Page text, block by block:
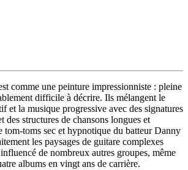
comme une peinture impressionniste : pleine
difficile à décrire. Ils mélangent le
et la musique progressive avec des signatures
des structures de chansons longues et
tom-toms sec et hypnotique du batteur Danny
les paysages de guitare complexes
de nombreux autres groupes, même
albums en vingt ans de carrière.